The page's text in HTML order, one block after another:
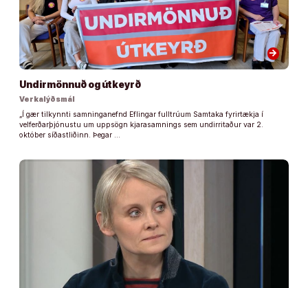
arrow_forward
Undirmönnuð og útkeyrð
Verkalýðsmál
„Í gær tilkynnti samninganefnd Eflingar fulltrúum Samtaka fyrirtækja í
velferðarþjónustu um uppsögn kjarasamnings sem undirritaður var 2.
október síðastliðinn. Þegar …